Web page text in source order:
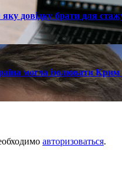
довідку брати для
могла ізолювати
авторизоваться.